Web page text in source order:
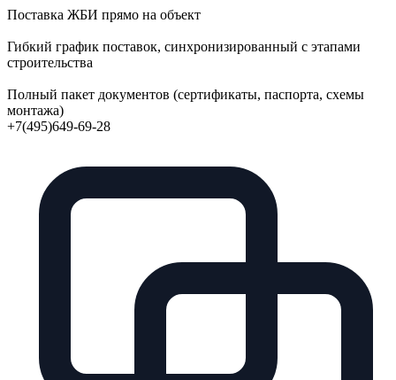
Поставка ЖБИ прямо на объект
Гибкий график поставок, синхронизированный с этапами
строительства
Полный пакет документов (сертификаты, паспорта, схемы
монтажа)
+7(495)649-69-28